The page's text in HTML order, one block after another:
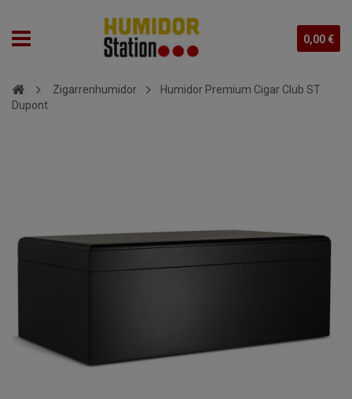
0,00 €
Zigarrenhumidor
Humidor Premium Cigar Club ST
Dupont